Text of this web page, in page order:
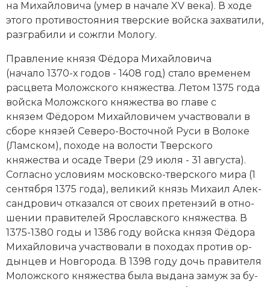
на Ми­хай­ло­ви­ча (умер в начале XV века). В хо­де
это­го про­ти­во­стоя­ния твер­ские вой­ска за­хва­ти­ли,
раз­гра­би­ли и со­жгли Мо­ло­гу.
Прав­ле­ние князя Фё­до­ра Ми­хай­ло­ви­ча
(начало 1370-х годов - 1408 год) ста­ло вре­ме­нем
рас­цве­та Моложского княжества. Ле­том 1375 года
вой­ска Моложского княжества во гла­ве с
князем Фё­до­ром Ми­хай­ло­ви­чем уча­ст­во­ва­ли в
сбо­ре кня­зей Северо-Восточной Ру­си в Во­ло­ке
(Лам­ском), по­хо­де на во­лос­ти Твер­ско­го
княжества и оса­де Тве­ри (29 ию­ля - 31 августа).
Со­глас­но ус­ло­ви­ям московско-твер­ско­го ми­ра (1
сентября 1375 года), великий князь Ми­ха­ил Алек­
сан­д­ро­вич от­ка­зал­ся от сво­их пре­тен­зий в от­но­
ше­нии пра­вите­лей Яро­слав­ско­го княжества. В
1375-1380 годы и 1386 году вой­ска князя Фё­до­ра
Ми­хай­ло­ви­ча уча­ст­во­ва­ли в по­хо­дах про­тив ор­
дын­цев и Нов­го­ро­да. В 1398 году дочь пра­ви­те­ля
Моложского княжества бы­ла вы­да­на за­муж за бу­